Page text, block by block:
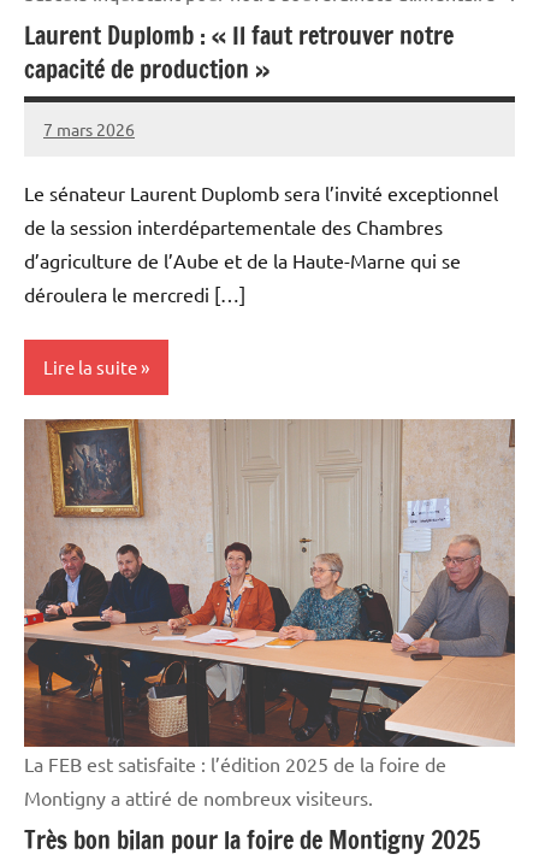
Laurent Duplomb : « Il faut retrouver notre
capacité de production »
7 mars 2026
Thibaut
Le sénateur Laurent Duplomb sera l’invité exceptionnel
de la session interdépartementale des Chambres
d’agriculture de l’Aube et de la Haute-Marne qui se
déroulera le mercredi […]
Lire la suite
Initiatives
Vie
professionnelle
La FEB est satisfaite : l’édition 2025 de la foire de
Montigny a attiré de nombreux visiteurs.
Très bon bilan pour la foire de Montigny 2025